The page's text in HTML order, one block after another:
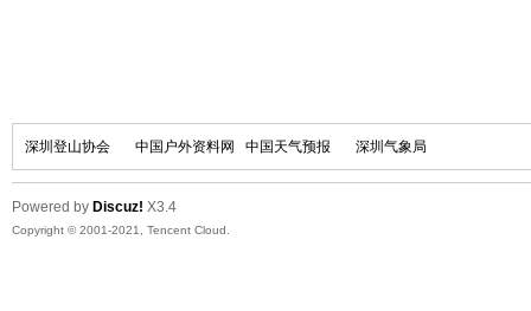
深圳登山协会 中国户外资料网 中国天气预报 深圳气象局
Powered by Discuz! X3.4
Copyright © 2001-2021, Tencent Cloud.